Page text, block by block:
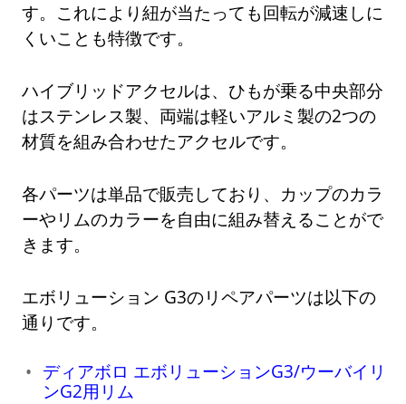
す。これにより紐が当たっても回転が減速しに
くいことも特徴です。
ハイブリッドアクセルは、ひもが乗る中央部分
はステンレス製、両端は軽いアルミ製の2つの
材質を組み合わせたアクセルです。
各パーツは単品で販売しており、カップのカラ
ーやリムのカラーを自由に組み替えることがで
きます。
エボリューション G3のリペアパーツは以下の
通りです。
ディアボロ エボリューションG3/ウーバイリ
ンG2用リム